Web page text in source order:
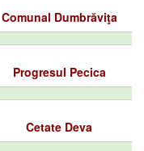
Comunal Dumbrăviţa
Progresul Pecica
Cetate Deva